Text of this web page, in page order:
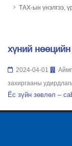
ТАХ-ын үнэлгээ,
хүний нөөцийн
2024-04-01
захиргааны
Ёс зүйн зөвлөл –